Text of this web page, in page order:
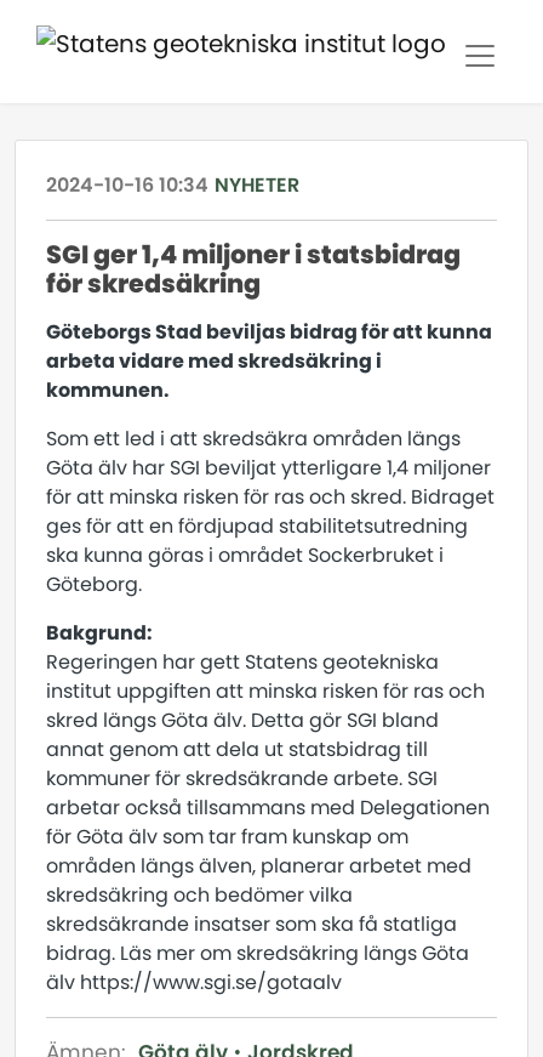
2024-10-16 10:34 NYHETER
SGI ger 1,4 miljoner i statsbidrag
för skredsäkring
Göteborgs Stad beviljas bidrag för att kunna
arbeta vidare med skredsäkring i
kommunen.
Som ett led i att skredsäkra områden längs
Göta älv har SGI beviljat ytterligare 1,4 miljoner
för att minska risken för ras och skred. Bidraget
ges för att en fördjupad stabilitetsutredning
ska kunna göras i området Sockerbruket i
Göteborg.
Bakgrund:
Regeringen har gett Statens geotekniska
institut uppgiften att minska risken för ras och
skred längs Göta älv. Detta gör SGI bland
annat genom att dela ut statsbidrag till
kommuner för skredsäkrande arbete. SGI
arbetar också tillsammans med Delegationen
för Göta älv som tar fram kunskap om
områden längs älven, planerar arbetet med
skredsäkring och bedömer vilka
skredsäkrande insatser som ska få statliga
bidrag. Läs mer om skredsäkring längs Göta
älv https://www.sgi.se/gotaalv